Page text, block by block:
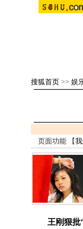
搜狐首页 >> 娱
页面功能 【
王刚狠批